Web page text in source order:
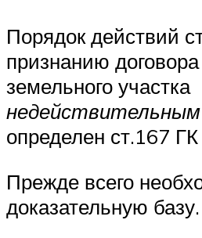
Порядок действий
признанию
земельного участка
недействительным
определен ст.167
Прежде всего
доказательную базу.